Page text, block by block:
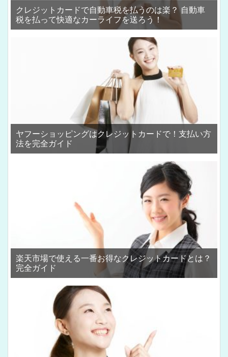
クレジットカードで自動車税を払うのは楽？ 自動車
税を払って快適なカーライフを送ろう！
ヤフーショッピングはクレジットカードで！支払い方
法を完全ガイド
楽天市場で使える一番お得なクレジットカードとは？
完全ガイド